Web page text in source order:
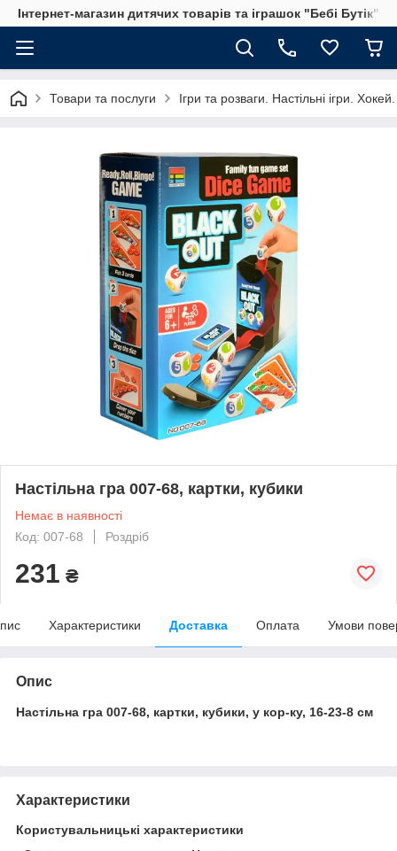
Інтернет-магазин дитячих товарів та іграшок "Бебі Бутік"
Товари та послуги Ігри та розваги. Настільні ігри.
Настільна гра 007-68, картки, кубики
Немає в наявності
Код: 007-68
Роздріб
231 ₴
Характеристики Доставка Оплата Умови
Опис
Настільна гра 007-68, картки, кубики, у кор-ку, 16-23-8 см
Характеристики
Користувальницькі характеристики